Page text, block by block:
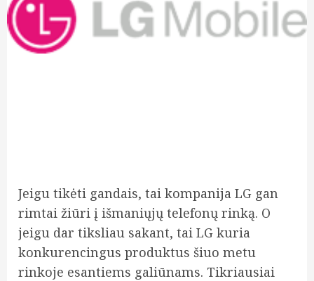
Jeigu tikėti gandais, tai kompanija LG gan
rimtai žiūri į išmaniųjų telefonų rinką. O
jeigu dar tiksliau sakant, tai LG kuria
konkurencingus produktus šiuo metu
rinkoje esantiems galiūnams. Tikriausiai